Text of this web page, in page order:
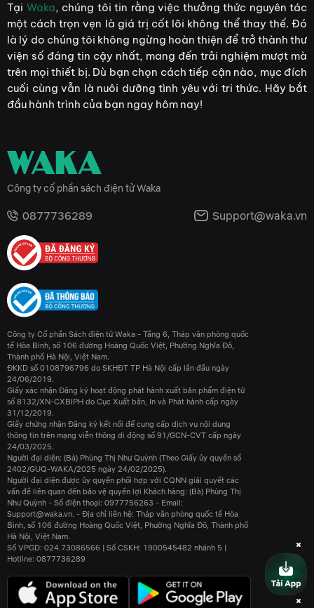
Tại Waka, chúng tôi tin rằng việc thưởng thức nguyên tác
một cách trọn vẹn là giá trị cốt lõi không thể thay thế. Đó
là lý do chúng tôi không ngừng hoàn thiện để trở thành thư
viện số đáng tin cậy nhất, mang đến trải nghiệm mượt mà
trên mọi thiết bị. Dù bạn chọn cách tiếp cận nào, mục đích
cuối cùng vẫn là nuôi dưỡng tình yêu với tri thức. Hãy bắt
đầu hành trình của bạn ngay hôm nay!
Công ty cổ phần sách điện tử Waka
0877736289 Support@waka.vn
Công ty Cổ phần Sách điện tử Waka - Tầng 6, Tháp văn phòng quốc
tế Hòa Bình, số 106 đường Hoàng Quốc Việt, Phường Nghĩa Đô,
Thành phố Hà Nội, Việt Nam.
ĐKKD số 0108796796 do SKHĐT TP Hà Nội cấp lần đầu ngày
24/06/2019.
Giấy xác nhận Đăng ký hoạt động phát hành xuất bản phẩm điện tử
số 8132/XN-CXBIPH do Cục Xuất bản, In và Phát hành cấp ngày
31/12/2019.
Giấy chứng nhận Đăng ký kết nối để cung cấp dịch vụ nội dung
thông tin trên mạng viễn thông di động số 91/GCN-CVT cấp ngày
24/03/2025.
Người đại diện: (Bà) Phùng Thị Như Quỳnh (Theo Giấy ủy quyền số
2402/GUQ-WAKA/2025 ngày 24/02/2025).
Người đại diện được ủy quyền phối hợp với CQNN giải quyết các
vấn đề liên quan đến bảo vệ quyền lợi Khách hàng: (Bà) Phùng Thị
Như Quỳnh - Số điện thoại: 0977756263 - Email:
Support@waka.vn. - Địa chỉ liên hệ: Tháp văn phòng quốc tế Hòa
Bình, số 106 đường Hoàng Quốc Việt, Phường Nghĩa Đô, Thành phố
Hà Nội, Việt Nam.
Số VPGD: 024.73086566 | Số CSKH: 1900545482 nhánh 5 |
Hotline: 0877736289